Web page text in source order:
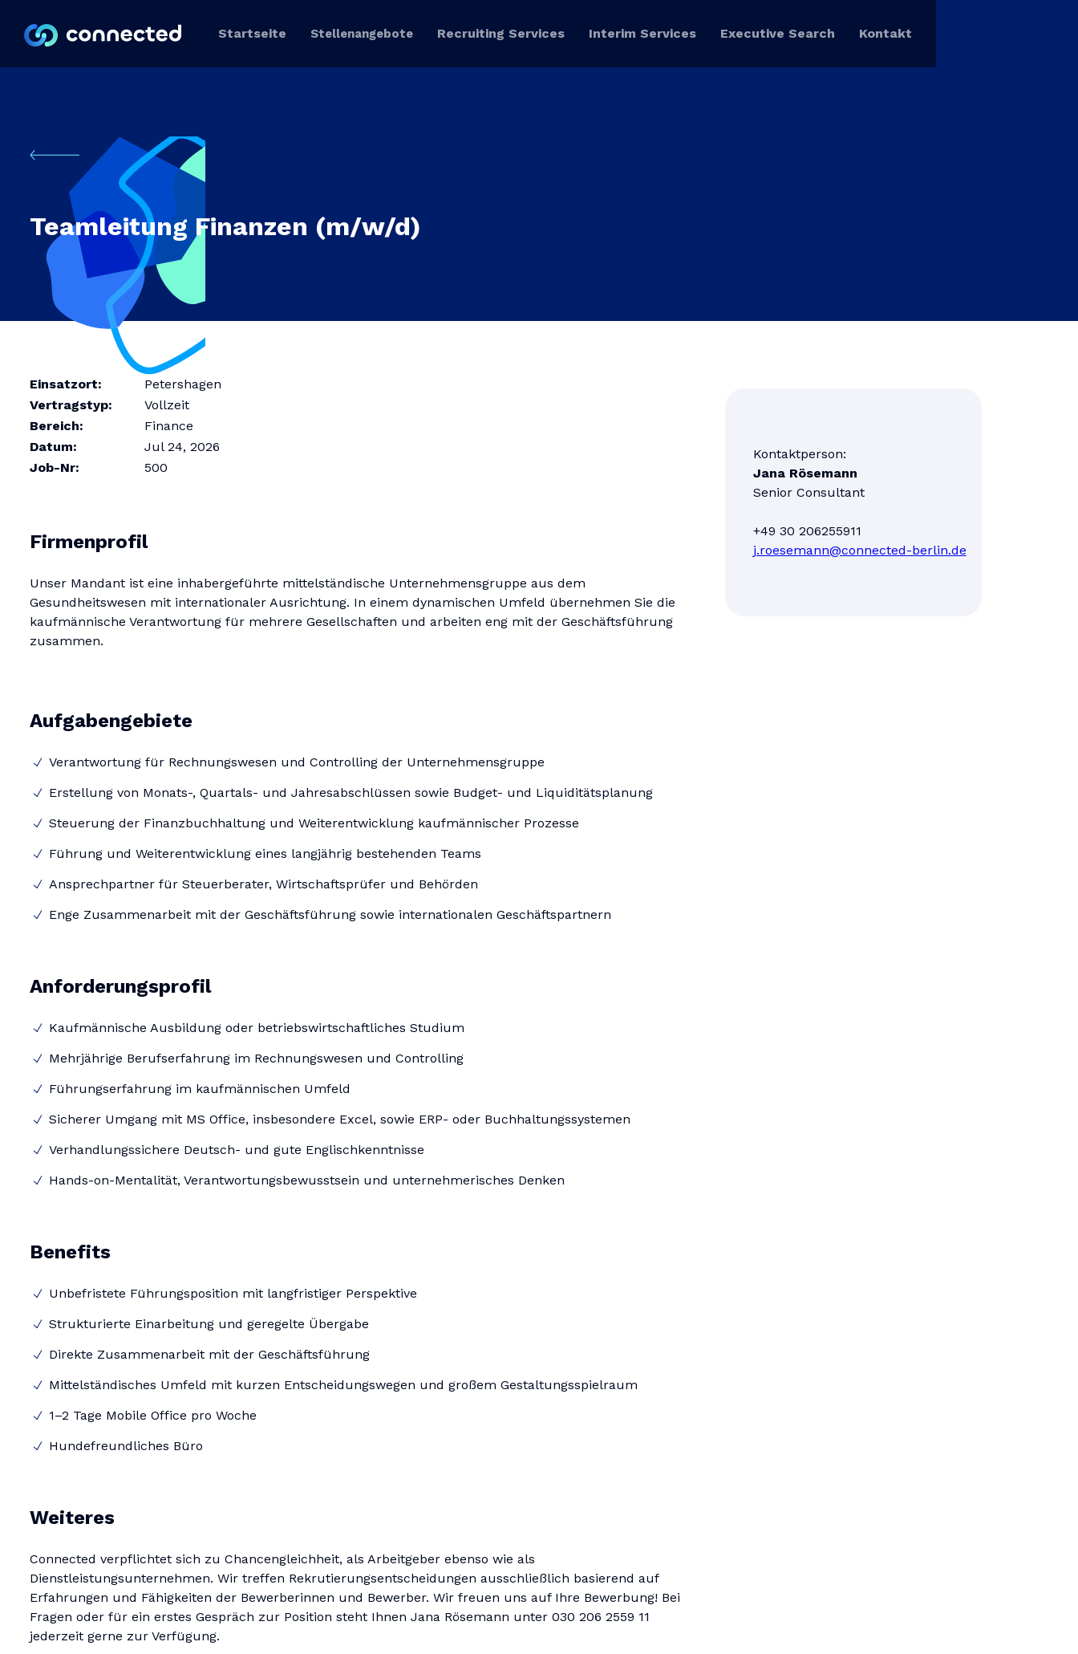
Startseite Stellenangebote Recruiting Services Interim Services Executive Search Kontakt
Teamleitung Finanzen (m/w/d)
Einsatzort:
Petershagen
Vertragstyp:
Vollzeit
Bereich:
Finance
Datum:
Jul 24, 2026
Job-Nr:
500
Firmenprofil
Unser Mandant ist eine inhabergeführte mittelständische Unternehmensgruppe aus dem
Gesundheitswesen mit internationaler Ausrichtung. In einem dynamischen Umfeld übernehmen Sie die
kaufmännische Verantwortung für mehrere Gesellschaften und arbeiten eng mit der Geschäftsführung
zusammen.
Aufgabengebiete
Verantwortung für Rechnungswesen und Controlling der Unternehmensgruppe
Erstellung von Monats-, Quartals- und Jahresabschlüssen sowie Budget- und Liquiditätsplanung
Steuerung der Finanzbuchhaltung und Weiterentwicklung kaufmännischer Prozesse
Führung und Weiterentwicklung eines langjährig bestehenden Teams
Ansprechpartner für Steuerberater, Wirtschaftsprüfer und Behörden
Enge Zusammenarbeit mit der Geschäftsführung sowie internationalen Geschäftspartnern
Anforderungsprofil
Kaufmännische Ausbildung oder betriebswirtschaftliches Studium
Mehrjährige Berufserfahrung im Rechnungswesen und Controlling
Führungserfahrung im kaufmännischen Umfeld
Sicherer Umgang mit MS Office, insbesondere Excel, sowie ERP- oder Buchhaltungssystemen
Verhandlungssichere Deutsch- und gute Englischkenntnisse
Hands-on-Mentalität, Verantwortungsbewusstsein und unternehmerisches Denken
Benefits
Unbefristete Führungsposition mit langfristiger Perspektive
Strukturierte Einarbeitung und geregelte Übergabe
Direkte Zusammenarbeit mit der Geschäftsführung
Mittelständisches Umfeld mit kurzen Entscheidungswegen und großem Gestaltungsspielraum
1–2 Tage Mobile Office pro Woche
Hundefreundliches Büro
Weiteres
Connected verpflichtet sich zu Chancengleichheit, als Arbeitgeber ebenso wie als
Dienstleistungsunternehmen. Wir treffen Rekrutierungsentscheidungen ausschließlich basierend auf
Erfahrungen und Fähigkeiten der Bewerberinnen und Bewerber. Wir freuen uns auf Ihre Bewerbung! Bei
Fragen oder für ein erstes Gespräch zur Position steht Ihnen Jana Rösemann unter 030 206 2559 11
jederzeit gerne zur Verfügung.
Kontaktperson:
Jana Rösemann
Senior Consultant
+49 30 206255911
j.roesemann@connected-berlin.de